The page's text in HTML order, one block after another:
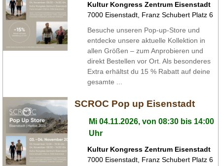
Kultur Kongress Zentrum Eisenstadt
7000 Eisenstadt Franz Schubert Platz 6
Besuche unseren Pop-up-Store und
entdecke unsere aktuelle Kollektion in
allen Größen – zum Anprobieren und
direkt Bestellen vor Ort. Als besonderes
Extra erhältst du 15 % Rabatt auf deine
gesamte ...
SCROC Pop up Eisenstadt
Mi 04.11.2026, von 08:30 bis 14:00
Uhr
Kultur Kongress Zentrum Eisenstadt
7000 Eisenstadt Franz Schubert Platz 6